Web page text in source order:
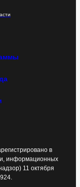
в
информационных
11 октября